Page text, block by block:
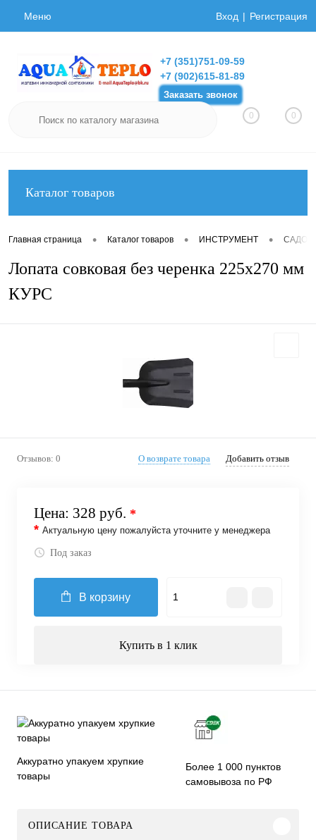
Меню Вход Регистрация
+7 (351)751-09-59
+7 (902)615-81-89
Заказать звонок
0 0
Каталог товаров
Главная страница • Каталог товаров • ИНСТРУМЕНТ •
Лопата совковая без черенка 225х270 мм
КУРС
Отзывов: 0 О возврате товара Добавить отзыв
Цена: 328 руб. *
* Актуальную цену пожалуйста уточните у менеджера
Под заказ
В корзину
Купить в 1 клик
Аккуратно упакуем хрупкие
товары
Более 1 000 пунктов
самовывоза по РФ
ОПИСАНИЕ ТОВАРА